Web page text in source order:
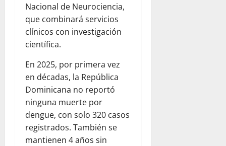
Nacional de Neurociencia,
que combinará servicios
clínicos con investigación
científica.
En 2025, por primera vez
en décadas, la República
Dominicana no reportó
ninguna muerte por
dengue, con solo 320 casos
registrados. También se
mantienen 4 años sin